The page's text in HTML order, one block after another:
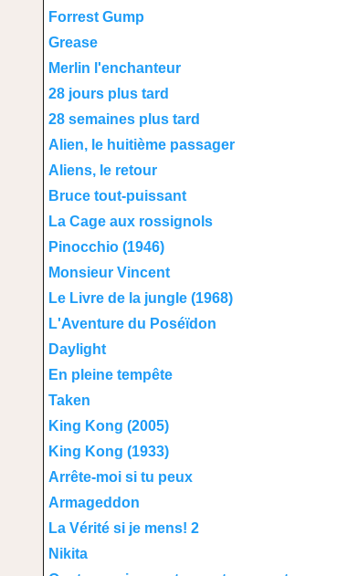
Forrest Gump
Grease
Merlin l'enchanteur
28 jours plus tard
28 semaines plus tard
Alien, le huitième passager
Aliens, le retour
Bruce tout-puissant
La Cage aux rossignols
Pinocchio (1946)
Monsieur Vincent
Le Livre de la jungle (1968)
L'Aventure du Poséïdon
Daylight
En pleine tempête
Taken
King Kong (2005)
King Kong (1933)
Arrête-moi si tu peux
Armageddon
La Vérité si je mens! 2
Nikita